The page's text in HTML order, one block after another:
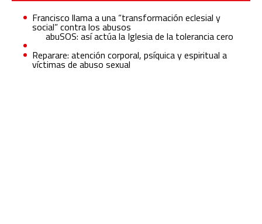
Francisco llama a una “transformación eclesial y
social” contra los abusos
abuSOS: así actúa la Iglesia de la tolerancia cero
Reparare: atención corporal, psíquica y espiritual a
víctimas de abuso sexual